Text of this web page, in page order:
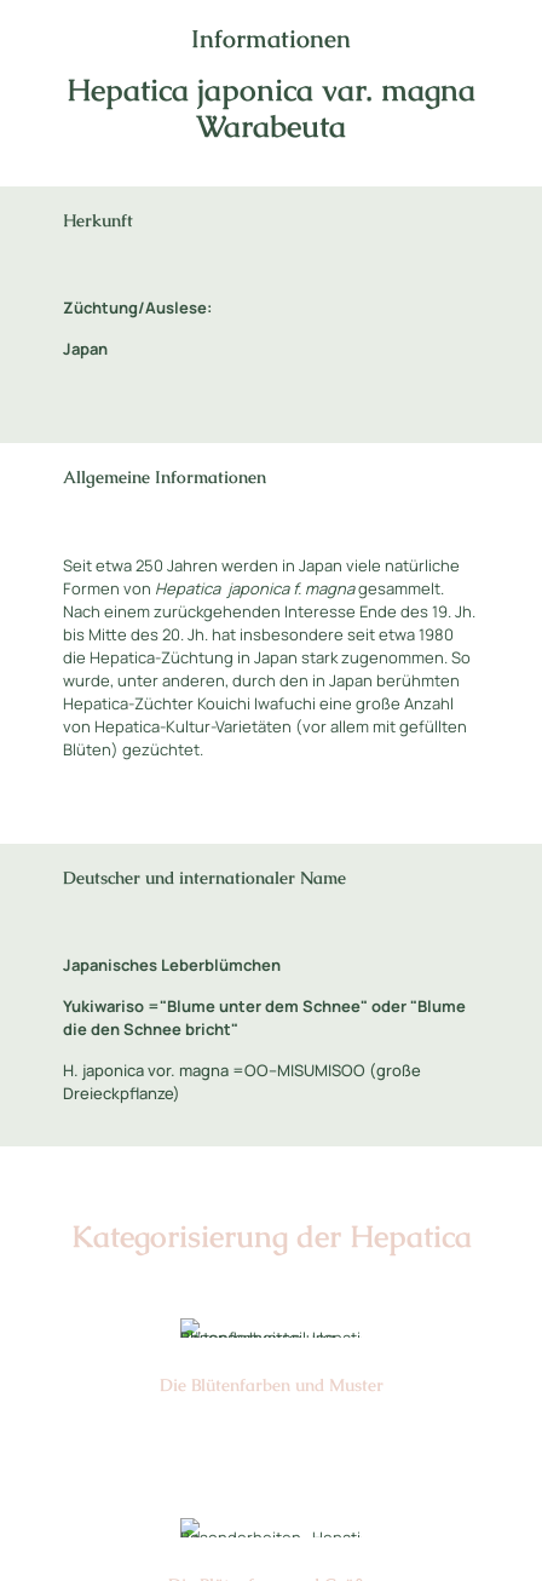
Informationen
Hepatica japonica var. magna
Warabeuta
Herkunft
Züchtung/Auslese:
Japan
Allgemeine Informationen
Seit etwa 250 Jahren werden in Japan viele natürliche
Formen von Hepatica japonica f. magnagesammelt.
Nach einem zurückgehenden Interesse Ende des 19. Jh.
bis Mitte des 20. Jh. hat insbesondere seit etwa 1980
die Hepatica-Züchtung in Japan stark zugenommen. So
wurde, unter anderen, durch den in Japan berühmten
Hepatica-Züchter Kouichi Iwafuchi eine große Anzahl
von Hepatica-Kultur-Varietäten (vor allem mit gefüllten
Blüten) gezüchtet.
Deutscher und internationaler Name
Japanisches Leberblümchen
Yukiwariso ="Blume unter dem Schnee" oder "Blume
die den Schnee bricht"
H. japonica vor. magna =OO--MISUMISOO (große
Dreieckpflanze)
Kategorisierung der Hepatica
Die Blüten­farben und Muster